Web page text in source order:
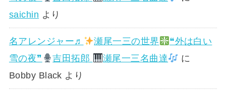
saichin より
名アレンジャー♬ 瀬尾一三の世界
❝外は白い
雪の夜❞
吉田拓郎 瀬尾一三名曲達
に
Bobby Black より